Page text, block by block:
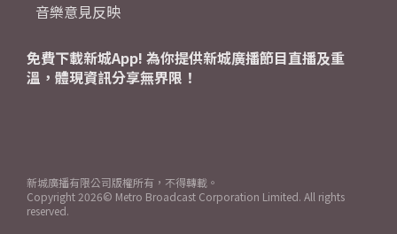
音樂意見反映
免費下載新城App! 為你提供新城廣播節目直播及重
溫，體現資訊分享無界限！
新城廣播有限公司版權所有，不得轉載。
Copyright 2026© Metro Broadcast Corporation Limited. All rights
reserved.